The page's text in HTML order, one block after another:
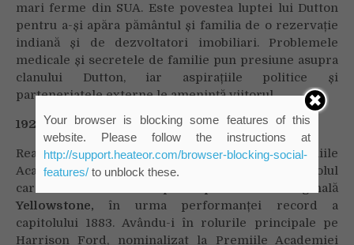
mari ferme din SUA. Este povestea luptei lui Dutton
pentru a-și apăra pământul și familia de o rezervație
indiană și de dezvoltatori imobiliari. Problemele
medicale și secretele de familie pun presiune asupra
clanului Dutton, iar aspirațiile politice și
parteneriatele externe le amenință viitorul.
1923
Realizat de Taylor Sheridan, nominalizat la Premiile
Academiei Americane de Film®,
este capitolul
care urmează după povestea originală
Yellowstone, în urma performanței record a
capitolului 1883. Avându-i în rolurile principale pe
Harrison Ford, nominalizat la Premiile Academiei
Your browser is blocking some features of this
website. Please follow the instructions at
http://support.heateor.com/browser-blocking-social-
features/to unblock these.